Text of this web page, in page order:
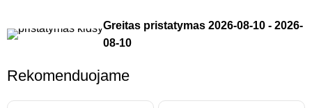
Greitas pristatymas2026-08-10 -2026-
08-10
Rekomenduojame